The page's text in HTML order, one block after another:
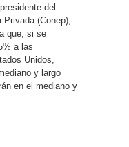
sobre
impacto
de
los
aranceles
12.5%
las
exportaciones
nacionales
del
Privada (Conep),
que, si se
a las
Unidos,
y largo
en el mediano y